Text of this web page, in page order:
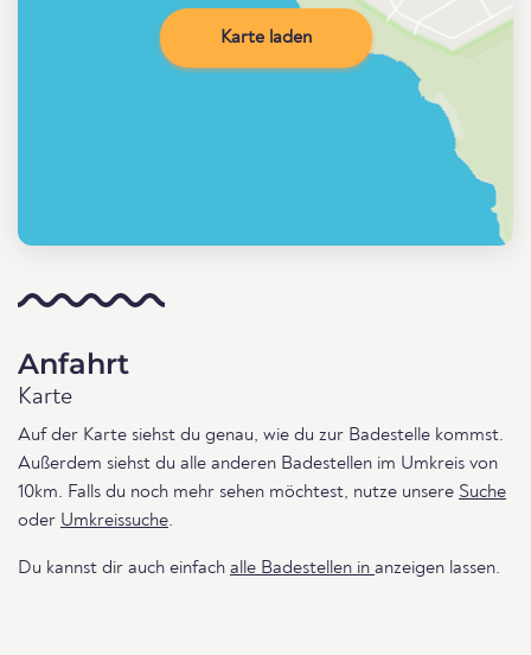
Karte laden
Anfahrt
Karte
Auf der Karte siehst du genau, wie du zur Badestelle kommst.
Außerdem siehst du alle anderen Badestellen im Umkreis von
10km. Falls du noch mehr sehen möchtest, nutze unsere Suche
oder Umkreissuche.
Du kannst dir auch einfach alle Badestellen in anzeigen lassen.